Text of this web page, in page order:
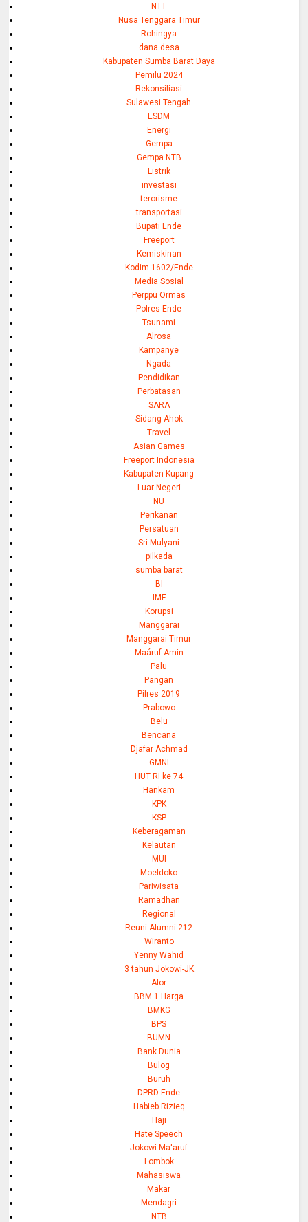
NTT
Nusa Tenggara Timur
Rohingya
dana desa
Kabupaten Sumba Barat Daya
Pemilu 2024
Rekonsiliasi
Sulawesi Tengah
ESDM
Energi
Gempa
Gempa NTB
Listrik
investasi
terorisme
transportasi
Bupati Ende
Freeport
Kemiskinan
Kodim 1602/Ende
Media Sosial
Perppu Ormas
Polres Ende
Tsunami
Alrosa
Kampanye
Ngada
Pendidikan
Perbatasan
SARA
Sidang Ahok
Travel
Asian Games
Freeport Indonesia
Kabupaten Kupang
Luar Negeri
NU
Perikanan
Persatuan
Sri Mulyani
pilkada
sumba barat
BI
IMF
Korupsi
Manggarai
Manggarai Timur
Maáruf Amin
Palu
Pangan
Pilres 2019
Prabowo
Belu
Bencana
Djafar Achmad
GMNI
HUT RI ke 74
Hankam
KPK
KSP
Keberagaman
Kelautan
MUI
Moeldoko
Pariwisata
Ramadhan
Regional
Reuni Alumni 212
Wiranto
Yenny Wahid
3 tahun Jokowi-JK
Alor
BBM 1 Harga
BMKG
BPS
BUMN
Bank Dunia
Bulog
Buruh
DPRD Ende
Habieb Rizieq
Haji
Hate Speech
Jokowi-Ma'aruf
Lombok
Mahasiswa
Makar
Mendagri
NTB